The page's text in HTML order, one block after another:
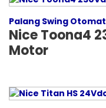
Palang Swing
Nice Toona4
Motor